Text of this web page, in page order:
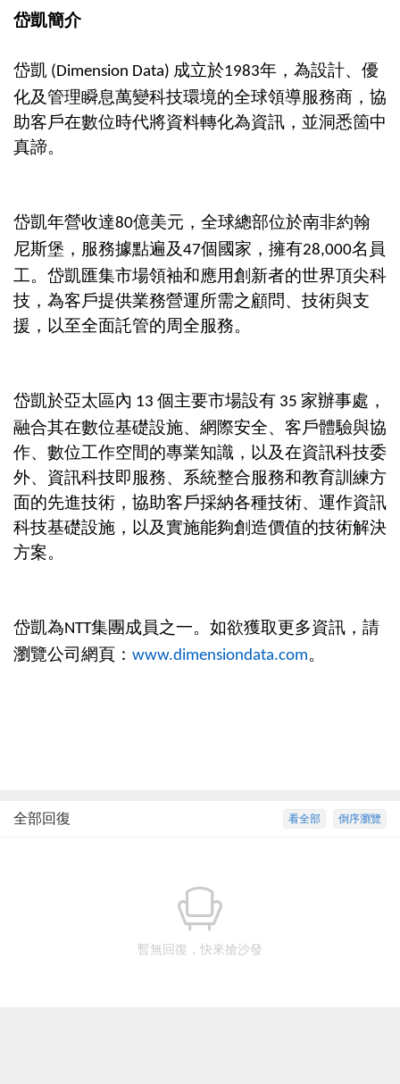
岱凱簡介
岱凱 (Dimension Data) 成立於1983年，為設計、優
化及管理瞬息萬變科技環境的全球領導服務商，協
助客戶在數位時代將資料轉化為資訊，並洞悉箇中
真諦。
岱凱年營收達80億美元，全球總部位於南非約翰
尼斯堡，服務據點遍及47個國家，擁有28,000名員
工。岱凱匯集市場領袖和應用創新者的世界頂尖科
技，為客戶提供業務營運所需之顧問、技術與支
援，以至全面託管的周全服務。
岱凱於亞太區內 13 個主要市場設有 35 家辦事處，
融合其在數位基礎設施、網際安全、客戶體驗與協
作、數位工作空間的專業知識，以及在資訊科技委
外、資訊科技即服務、系統整合服務和教育訓練方
面的先進技術，協助客戶採納各種技術、運作資訊
科技基礎設施，以及實施能夠創造價值的技術解決
方案。
岱凱為NTT集團成員之一。如欲獲取更多資訊，請
瀏覽公司網頁： www.dimensiondata.com。
倒序瀏覽
看全部
全部回復
暫無回復，快來搶沙發